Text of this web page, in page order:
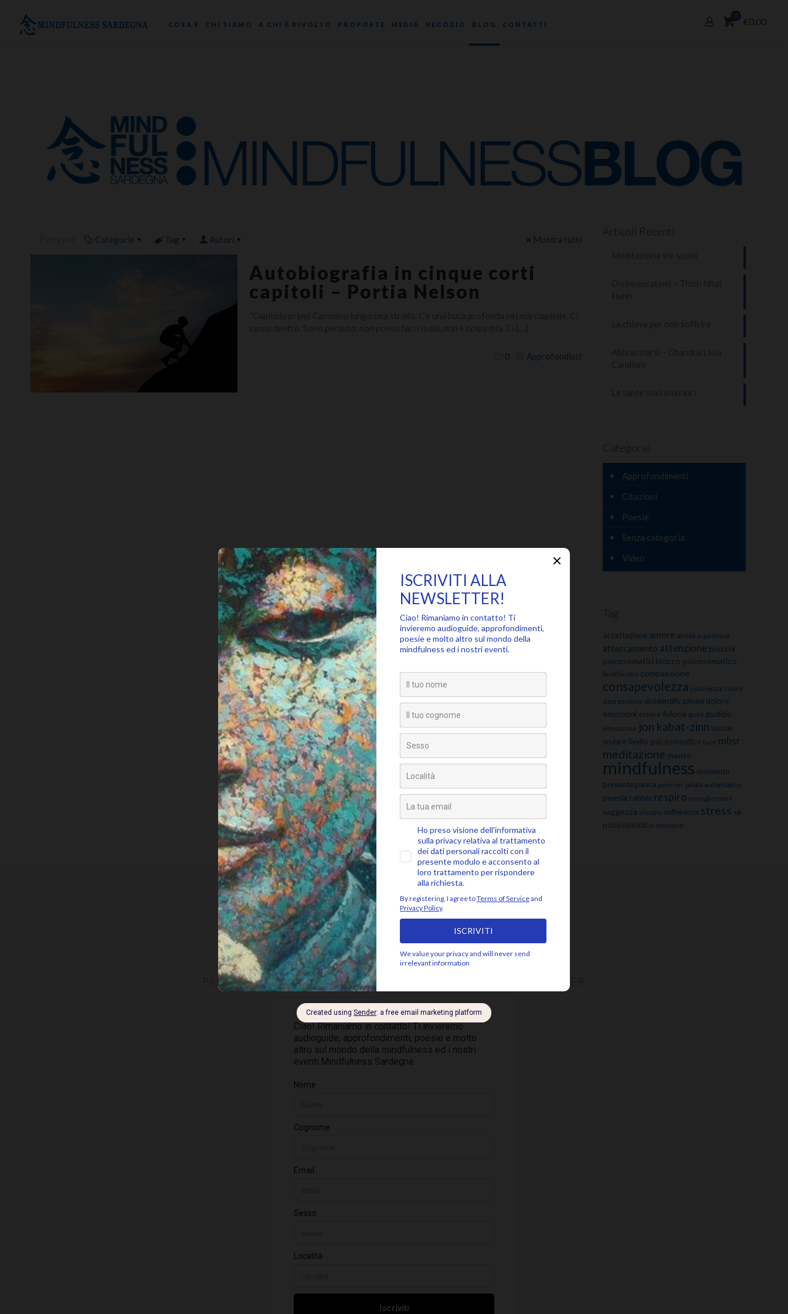
COSA È CHI SIAMO A CHI È RIVOLTO PROPOSTE MEDIA NEGOZIO BLOG CONTATTI
0
€0.00
Categorie Tag Autori Mostra tutti
Autobiografia in cinque corti
capitoli – Portia Nelson
0 Approfondisci
Articoli Recenti
Categorie
Approfondimenti
Citazioni
Poesie
Senza categoria
Video
Tag
accettazione amore ansia aspettativa
attaccamento attenzione blocchi
psicosomatici blocco psicosomatico
buddhismo compassione
consapevolezza coscienza cuore
depressione disidentificazione dolore
emozioni essere fiducia gioia giudizio
intenzione jon kabat-zinn lasciar
andare livello psicosomatico luce mbsr
meditazione mente
mindfulness momento
presente paura pensieri pilota automatico
poesia rabbia respiro risveglio rumi
saggezza silenzio sofferenza stress sé
psicosomatico tensione
SEGUICI SU
PARTECIPA ALLA COMMUNITY MINDFUL, ISCRIVITI ALLA NEWSLETTER